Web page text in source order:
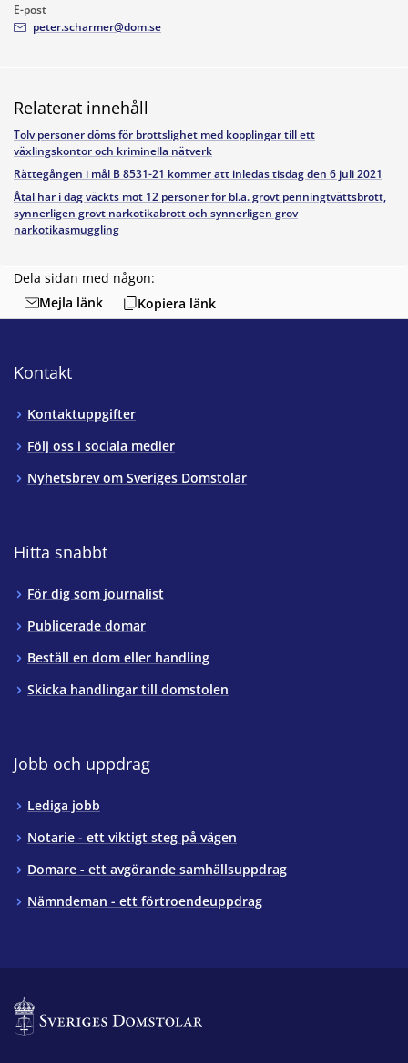
Dela sidan med någon:
Mejla länk
Kopiera länk
E-post
peter.scharmer@dom.se
Relaterat innehåll
Tolv personer döms för brottslighet med kopplingar till ett
växlingskontor och kriminella nätverk
Rättegången i mål B 8531-21 kommer att inledas tisdag den 6 juli 2021
Åtal har i dag väckts mot 12 personer för bl.a. grovt penningtvättsbrott,
synnerligen grovt narkotikabrott och synnerligen grov
narkotikasmuggling
Kontakt
Kontaktuppgifter
Följ oss i sociala medier
Nyhetsbrev om Sveriges Domstolar
Hitta snabbt
För dig som journalist
Publicerade domar
Beställ en dom eller handling
Skicka handlingar till domstolen
Jobb och uppdrag
Lediga jobb
Notarie - ett viktigt steg på vägen
Domare - ett avgörande samhällsuppdrag
Nämndeman - ett förtroendeuppdrag